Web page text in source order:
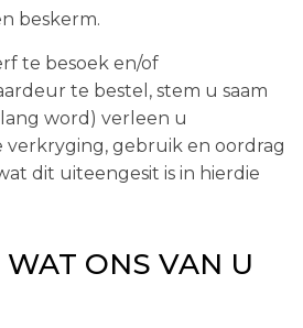
beskerm.
te besoek en/of
te bestel, stem u saam
word) verleen u
gebruik en oordrag
dit uiteengesit is in hierdie
WAT ONS VAN U